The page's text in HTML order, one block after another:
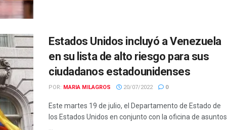
Estados Unidos incluyó a Venezuela
en su lista de alto riesgo para sus
ciudadanos estadounidenses
POR: MARIA MILAGROS 20/07/2022 0
Este martes 19 de julio, el Departamento de Estado de
los Estados Unidos en conjunto con la oficina de asuntos